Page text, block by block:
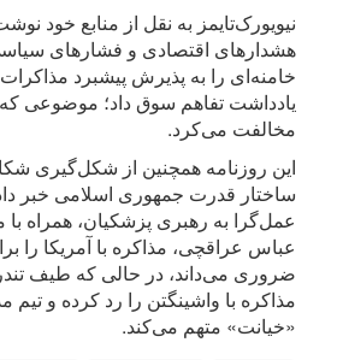
نیویورک‌تایمز به نقل از منابع خود
هشدارهای اقتصادی و فشارهای
خامنه‌ای را به پذیرش پیشبرد
یادداشت تفاهم سوق داد؛ موضوعی که
مخالفت می‌کرد.
این روزنامه همچنین از شکل‌گیری
ساختار قدرت جمهوری اسلامی خبر
عمل‌گرا به رهبری پزشکیان، همراه با
عباس عراقچی، مذاکره با آمریکا را
ضروری می‌داند، در حالی که طیف
مذاکره با واشینگتن را رد کرده و تیم
«خیانت» متهم می‌کند.